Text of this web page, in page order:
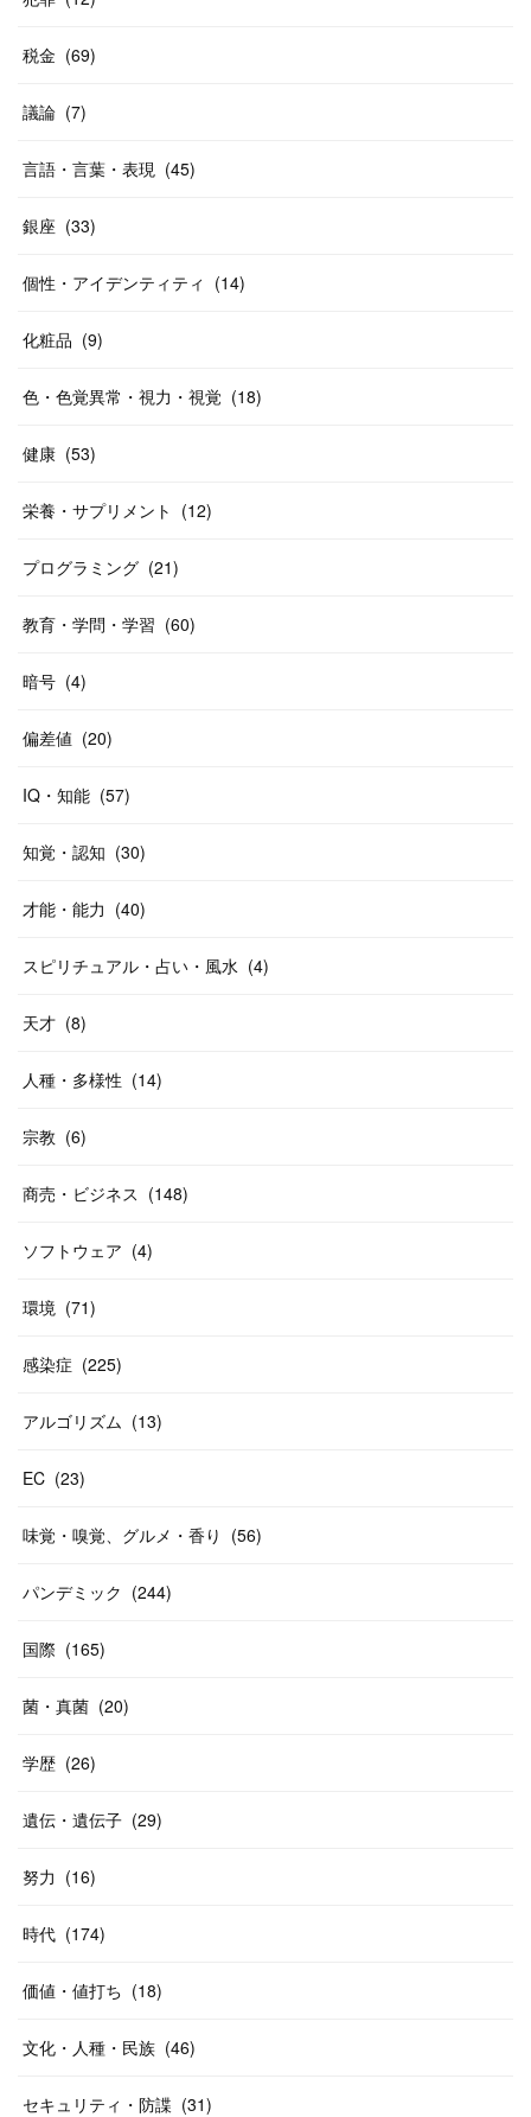
税金 (69)
議論 (7)
言語・言葉・表現 (45)
銀座 (33)
個性・アイデンティティ (14)
化粧品 (9)
色・色覚異常・視力・視覚 (18)
健康 (53)
栄養・サプリメント (12)
プログラミング (21)
教育・学問・学習 (60)
暗号 (4)
偏差値 (20)
IQ・知能 (57)
知覚・認知 (30)
才能・能力 (40)
スピリチュアル・占い・風水 (4)
天才 (8)
人種・多様性 (14)
宗教 (6)
商売・ビジネス (148)
ソフトウェア (4)
環境 (71)
感染症 (225)
アルゴリズム (13)
EC (23)
味覚・嗅覚、グルメ・香り (56)
パンデミック (244)
国際 (165)
菌・真菌 (20)
学歴 (26)
遺伝・遺伝子 (29)
努力 (16)
時代 (174)
価値・値打ち (18)
文化・人種・民族 (46)
セキュリティ・防諜 (31)